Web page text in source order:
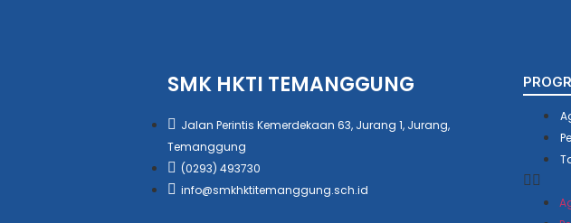
SMK HKTI TEMANGGUNG
Jalan Perintis Kemerdekaan 63, Jurang 1, Jurang,
Temanggung
(0293) 493730
info@smkhktitemanggung.sch.id